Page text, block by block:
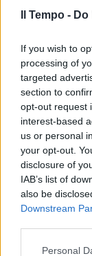
Il Tempo -
If you wish to
processing of
targeted
section to
opt-out request
interest-based
us or personal
your opt-out.
disclosure of
IAB’s list of
also be
Downstream
Personal